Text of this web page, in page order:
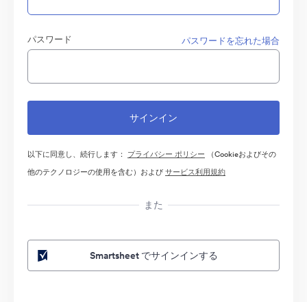
パスワード パスワードを忘れた場合
以下に同意し、続行します： プライバシー ポリシー （Cookieおよびその
他のテクノロジーの使用を含む）およびサービス利用規約
また
Smartsheet でサインインする